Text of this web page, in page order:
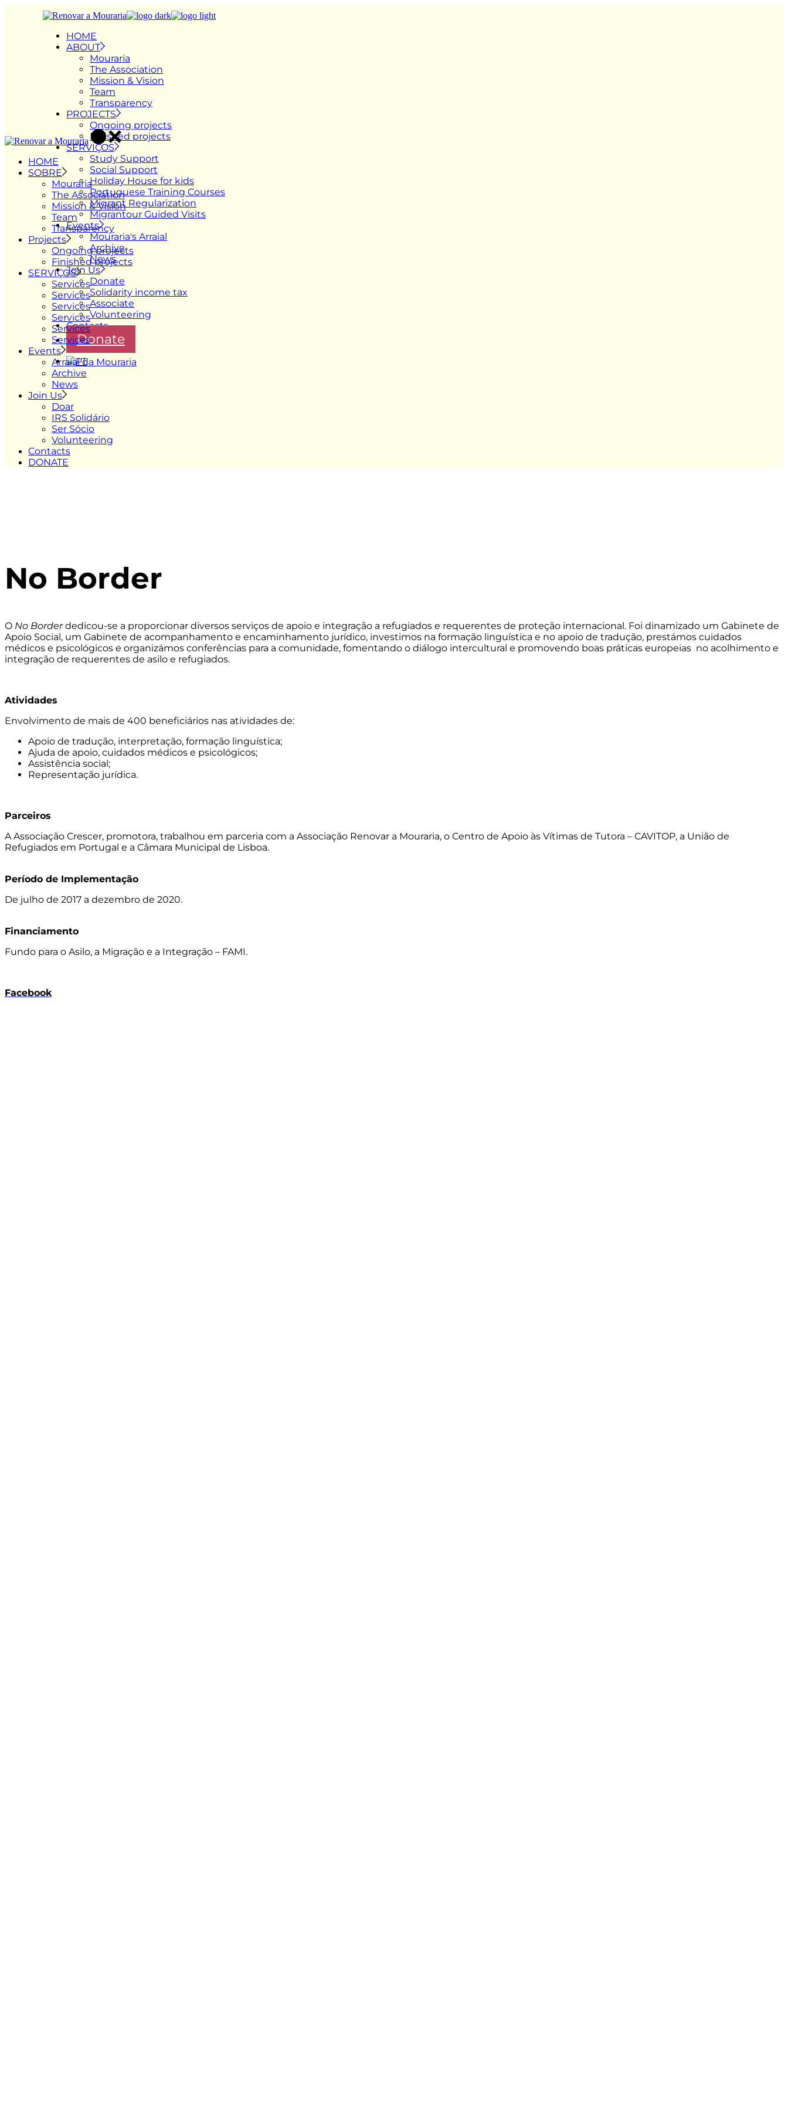
HOME
ABOUT
Mouraria
The Association
Mission & Vision
Team
Transparency
PROJECTS
Ongoing projects
Finished projects
SERVIÇOS
Study Support
Social Support
Holiday House for kids
Portuguese Training Courses
Migrant Regularization
Migrantour Guided Visits
Events
Mouraria's Arraial
Archive
News
Join Us
Donate
Solidarity income tax
Associate
Volunteering
Contacts
Donate
HOME
SOBRE
Mouraria
The Association
Mission & Vision
Team
Transparency
Projects
Ongoing projects
Finished projects
SERVIÇOS
Services
Services
Services
Services
Services
Services
Events
Arraial da Mouraria
Archive
News
Join Us
Doar
IRS Solidário
Ser Sócio
Volunteering
Contacts
DONATE
No Border
O No Borderdedicou-se a proporcionar diversos serviços de apoio e integração a refugiados e requerentes de proteção internacional. Foi dinamizado um Gabinete de
Apoio Social, um Gabinete de acompanhamento e encaminhamento jurídico, investimos na formação linguística e no apoio de tradução, prestámos cuidados
médicos e psicológicos e organizámos conferências para a comunidade, fomentando o diálogo intercultural e promovendo boas práticas europeias no acolhimento e
integração de requerentes de asilo e refugiados.
Atividades
Envolvimento de mais de 400 beneficiários nas atividades de:
Apoio de tradução, interpretação, formação linguística;
Ajuda de apoio, cuidados médicos e psicológicos;
Assistência social;
Representação jurídica.
Parceiros
A Associação Crescer, promotora, trabalhou em parceria com a Associação Renovar a Mouraria, o Centro de Apoio às Vítimas de Tutora – CAVITOP, a União de
Refugiados em Portugal e a Câmara Municipal de Lisboa.
Período de Implementação
De julho de 2017 a dezembro de 2020.
Financiamento
Fundo para o Asilo, a Migração e a Integração – FAMI.
Facebook